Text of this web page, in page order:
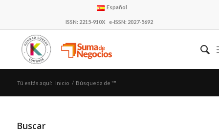
Español
ISSN: 2215-910X e-ISSN: 2027-5692
Tú estás aquí: Inicio / Búsqueda de ""
Buscar